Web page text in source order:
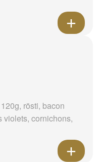
rösti, bacon
violets, cornichons,